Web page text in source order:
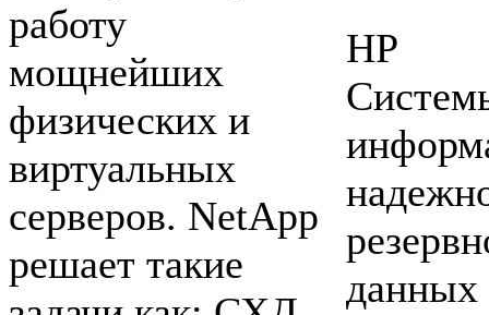
работу
мощнейших
физических и
виртуальных
серверов. NetApp
решает такие
HP
данных